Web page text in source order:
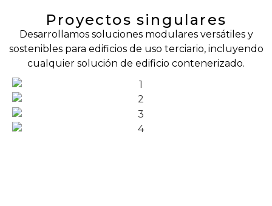
Proyectos singulares
Desarrollamos soluciones modulares versátiles y
sostenibles para edificios de uso terciario, incluyendo
cualquier solución de edificio contenerizado.